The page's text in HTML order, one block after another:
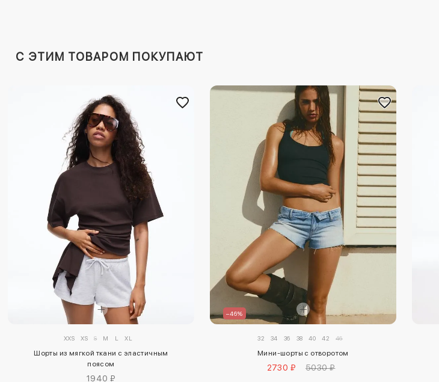
C ЭТИМ ТОВАРОМ ПОКУПАЮТ
XXS XS S M L XL
Шорты из мягкой ткани с эластичным
поясом
1940 ₽
–46%
32 34 36 38 40 42 46
Мини-шорты с отворотом
2730 ₽ 5030 ₽